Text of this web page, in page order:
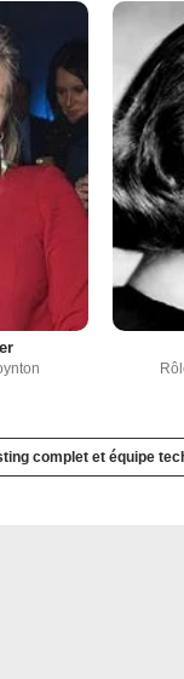
complet et équipe